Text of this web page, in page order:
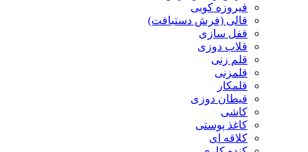
فیروزه کوبی
قالی (فرش دستبافت)
قفل سازی
قلاب دوزی
قلم زنی
قلمزنی
قلمکار
قیطان دوزی
کاشی
کاغذ پوستی
کلاقه ای